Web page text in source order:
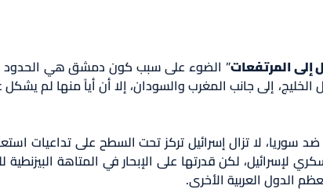
إلى المرتفعات” الضوء على سبب كون دمشق هي الحدود
إلى جانب المغرب والسودان، إلا أن أياً منها لم يشكل
ضد سوريا، لا تزال إسرائيل تركز تحت السطح على
لكن قدرتها على الإبحار في المتاهة
الدول العربية الأخرى.